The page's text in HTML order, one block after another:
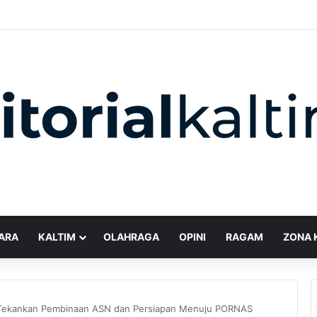
KALTIM OLAHRAGA OPINI RAGAM ZONA
Pembinaan ASN dan Persiapan Menuju PORNAS